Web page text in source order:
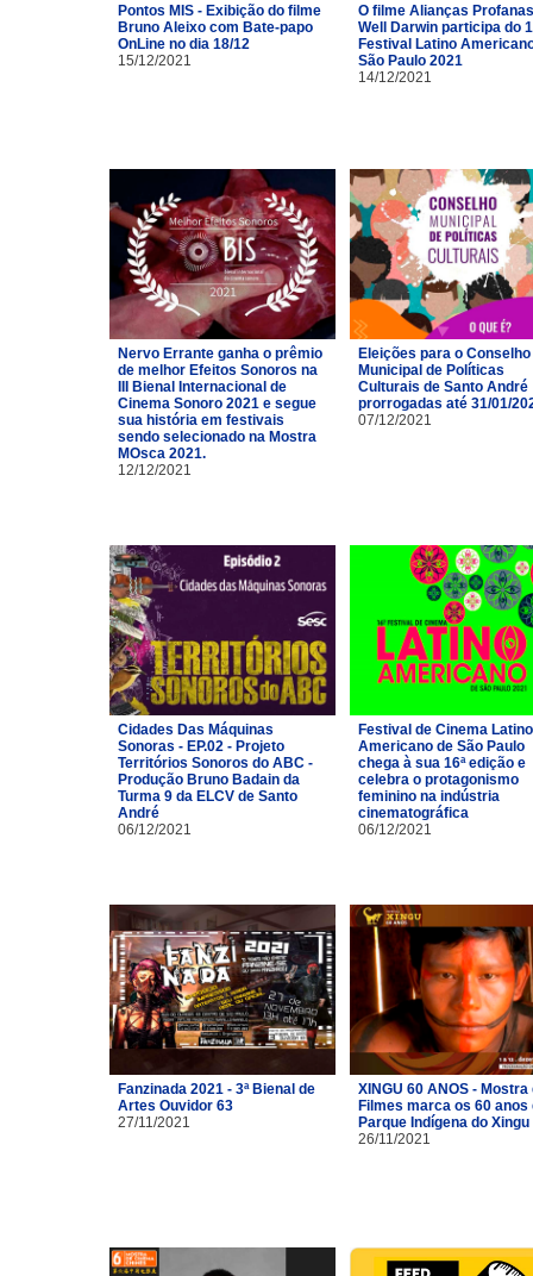
Pontos MIS - Exibição do filme
Bruno Aleixo com Bate-papo
OnLine no dia 18/12
15/12/2021
O filme Alianças
Well Darwin participa do
Festival Latino
São Paulo 2021
14/12/2021
Nervo Errante ganha o prêmio
de melhor Efeitos Sonoros na
III Bienal Internacional de
Cinema Sonoro 2021 e segue
sua história em festivais
sendo selecionado na Mostra
MOsca 2021.
12/12/2021
Eleições para o Conselho
Municipal de Políticas
Culturais de Santo André
prorrogadas até 31/01/
07/12/2021
Cidades Das Máquinas
Sonoras - EP.02 - Projeto
Territórios Sonoros do ABC -
Produção Bruno Badain da
Turma 9 da ELCV de Santo
André
06/12/2021
Festival de Cinema
Americano de São Paulo
chega à sua 16ª edição e
celebra o protagonismo
feminino na indústria
cinematográfica
06/12/2021
Fanzinada 2021 - 3ª Bienal de
Artes Ouvidor 63
27/11/2021
XINGU 60 ANOS - Mostra
Filmes marca os 60 anos
Parque Indígena do Xingu
26/11/2021